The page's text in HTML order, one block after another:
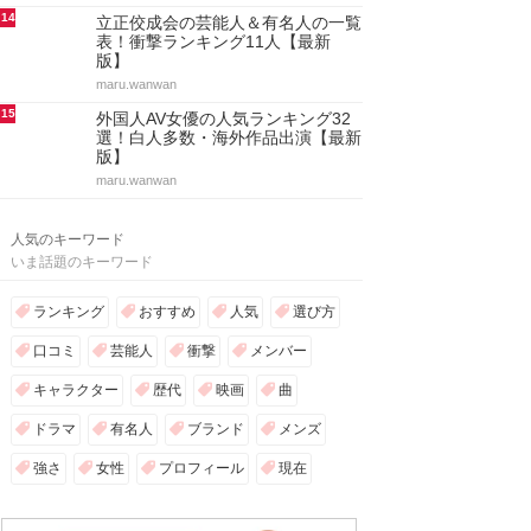
14
立正佼成会の芸能人＆有名人の一覧
表！衝撃ランキング11人【最新
版】
maru.wanwan
15
外国人AV女優の人気ランキング32
選！白人多数・海外作品出演【最新
版】
maru.wanwan
人気のキーワード
いま話題のキーワード
ランキング おすすめ 人気 選び方
口コミ 芸能人 衝撃 メンバー
キャラクター 歴代 映画 曲
ドラマ 有名人 ブランド メンズ
強さ 女性 プロフィール 現在